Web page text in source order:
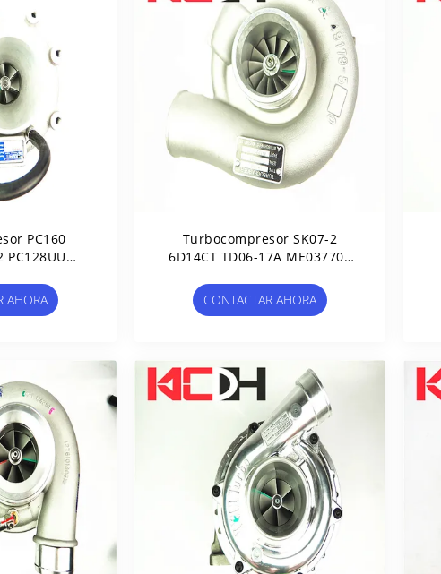
PC160
PC128UU
AHORA
Turbocompresor SK07-2
6D14CT TD06-17A ME037701
CONTACTAR AHORA